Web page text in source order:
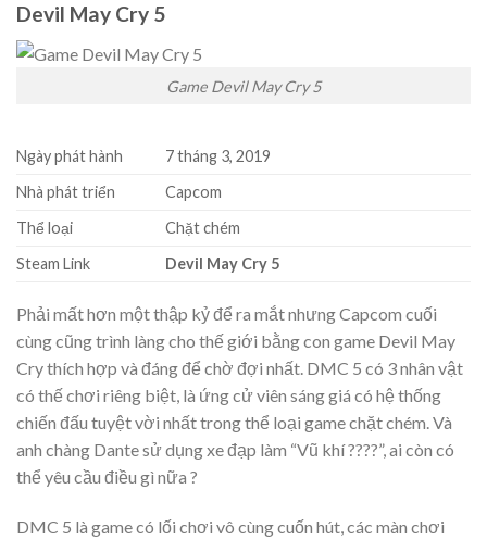
Devil May Cry 5
Game Devil May Cry 5
Ngày phát hành
7 tháng 3, 2019
Nhà phát triển
Capcom
Thể loại
Chặt chém
Steam Link
Devil May Cry 5
Phải mất hơn một thập kỷ để ra mắt nhưng Capcom cuối
cùng cũng trình làng cho thế giới bằng con game Devil May
Cry thích hợp và đáng để chờ đợi nhất. DMC 5 có 3 nhân vật
có thế chơi riêng biệt, là ứng cử viên sáng giá có hệ thống
chiến đấu tuyệt vời nhất trong thể loại game chặt chém. Và
anh chàng Dante sử dụng xe đạp làm “Vũ khí ????”, ai còn có
thể yêu cầu điều gì nữa ?
DMC 5 là game có lối chơi vô cùng cuốn hút, các màn chơi